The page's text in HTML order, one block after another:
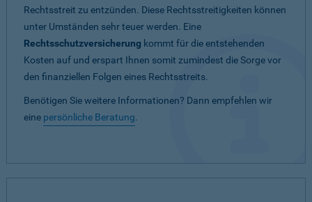
Rechtsstreit zu entzünden. Diese Rechtsstreitigkeiten können
unter Umständen sehr teuer werden. Eine
Rechtsschutzversicherung kommt für die entstehenden
Kosten auf und erspart Ihnen somit zumindest die Sorge vor
den finanziellen Folgen eines Rechtsstreits.
Benötigen Sie weitere Informationen? Dann empfehlen wir
eine persönliche Beratung.